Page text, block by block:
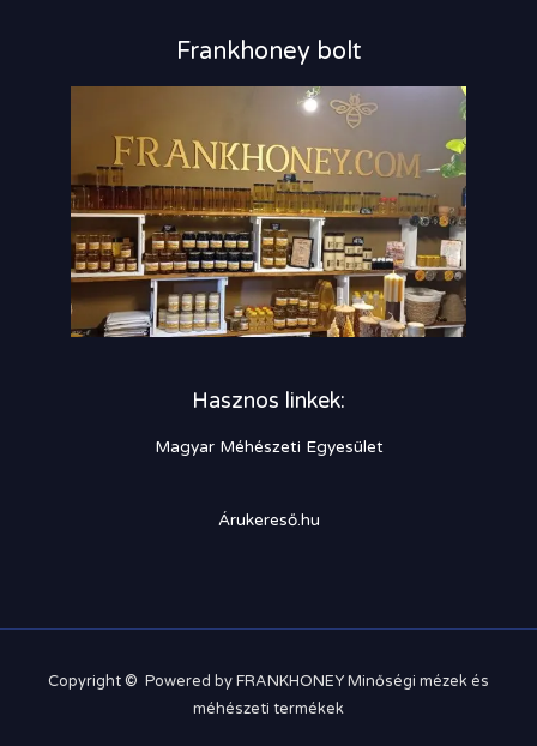
Frankhoney bolt
Hasznos linkek:
Magyar Méhészeti Egyesület
Árukereső.hu
Copyright © Powered by FRANKHONEY Minőségi mézek és
méhészeti termékek